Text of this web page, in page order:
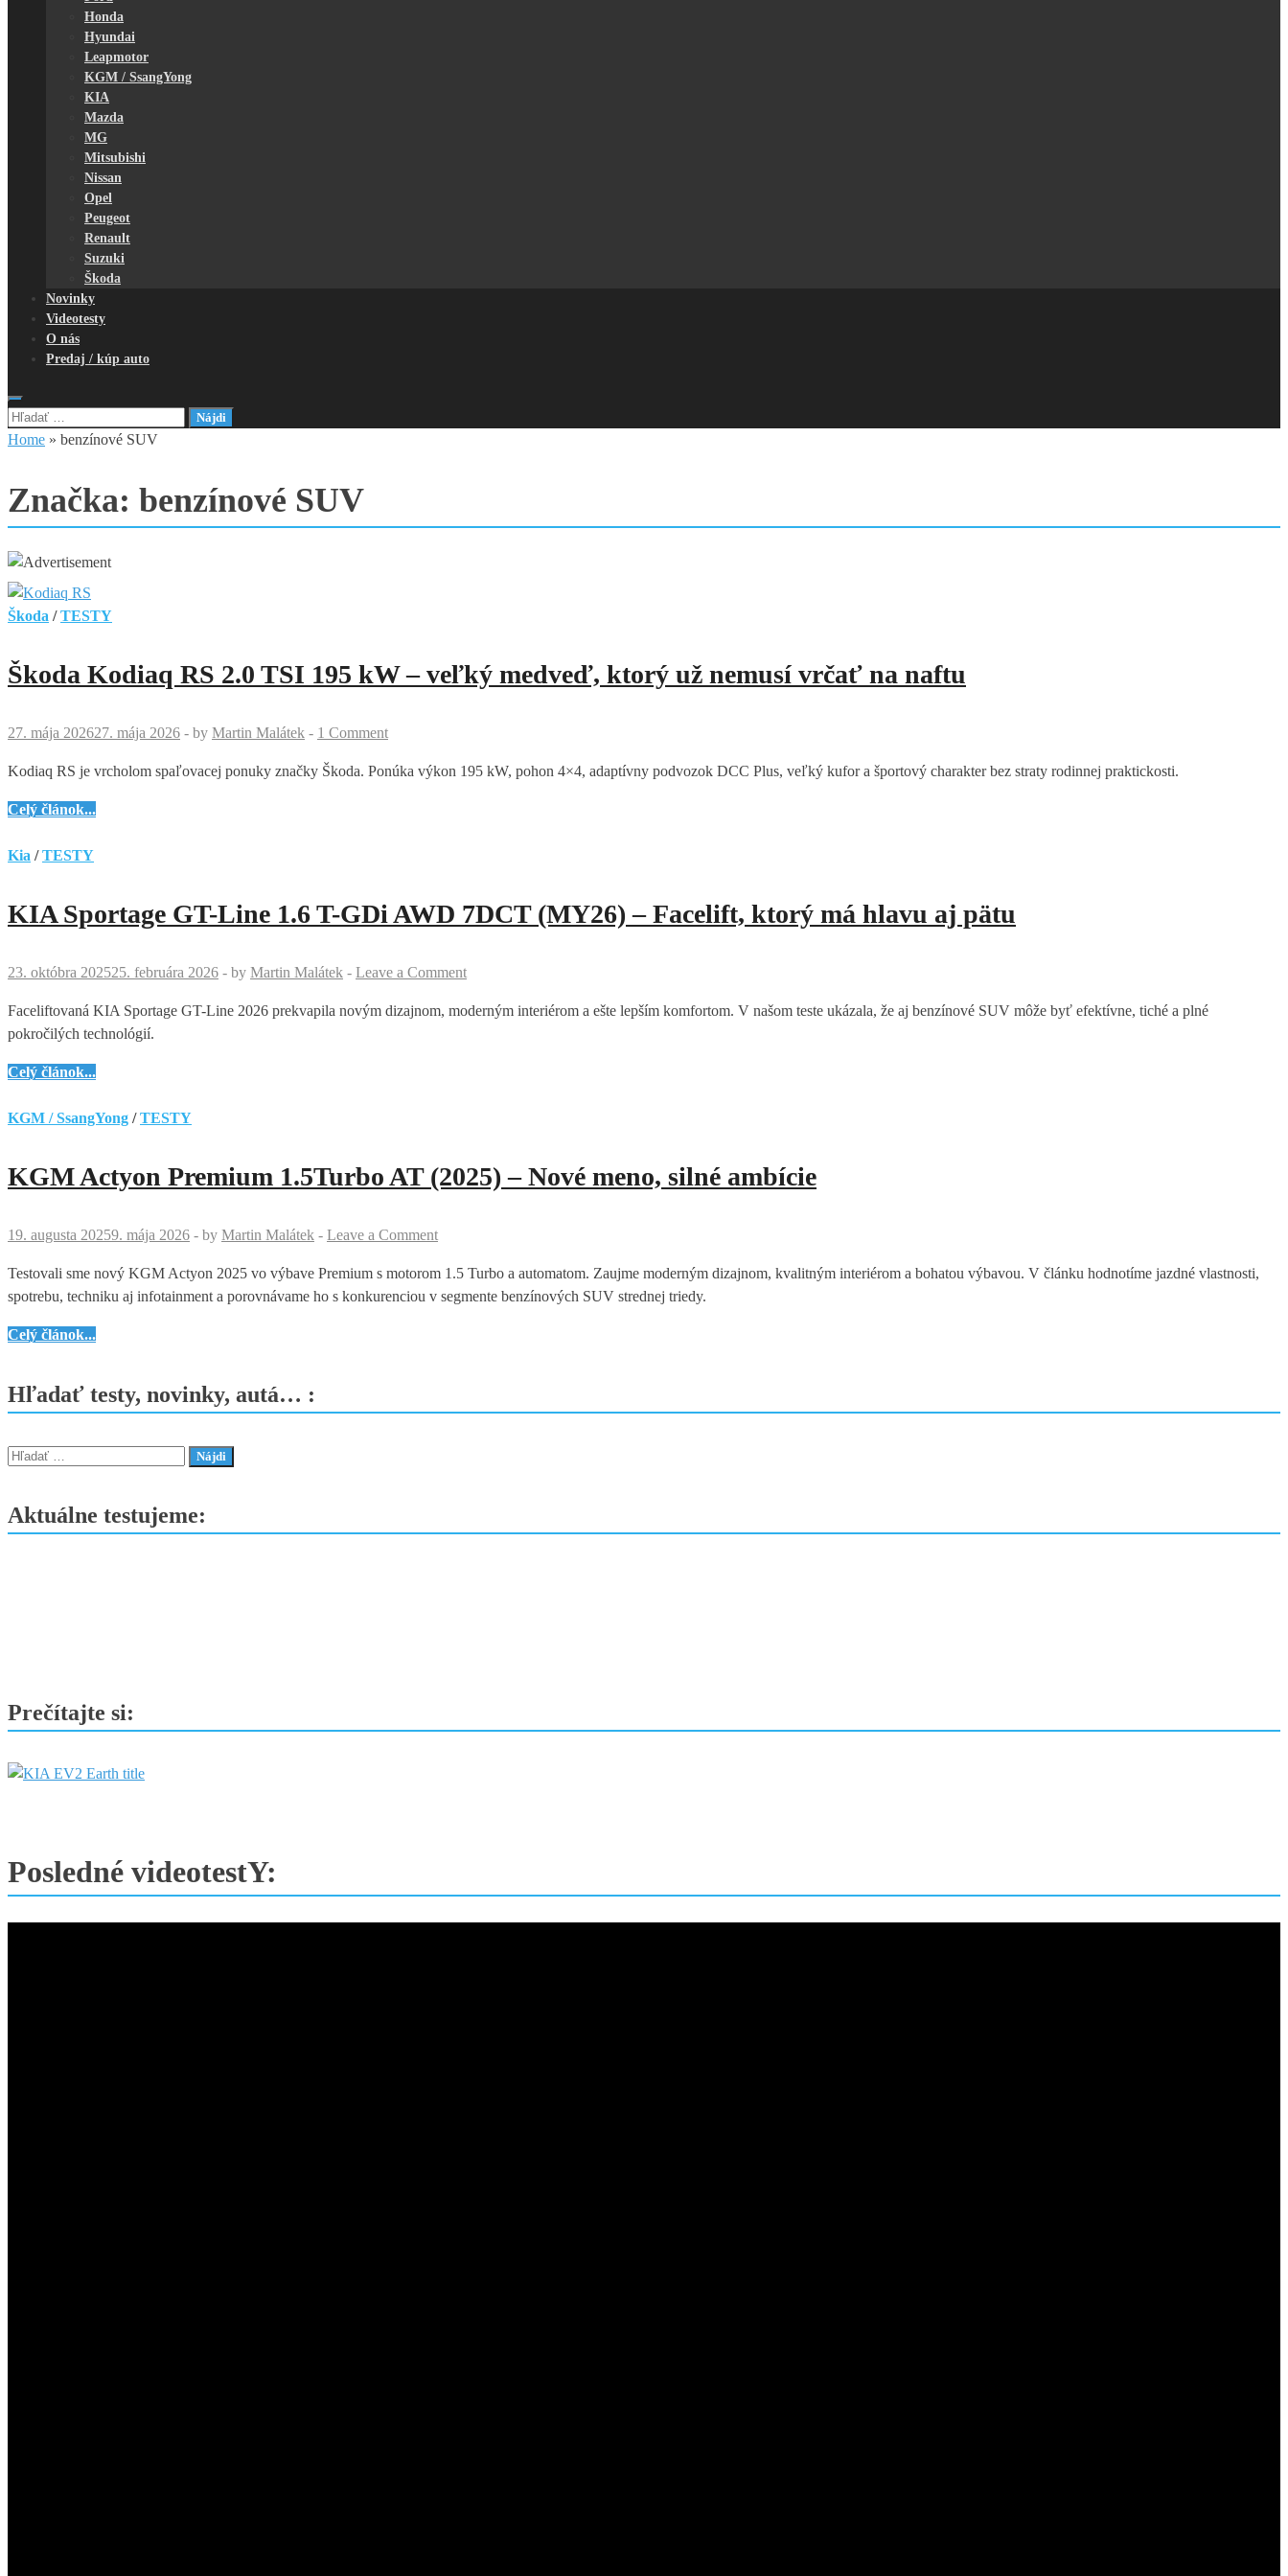
Honda
Hyundai
Leapmotor
KGM / SsangYong
KIA
Mazda
MG
Mitsubishi
Nissan
Opel
Peugeot
Renault
Suzuki
Škoda
Novinky
Videotesty
O nás
Predaj / kúp auto
Hľadať:
Home » benzínové SUV
Značka: benzínové SUV
Škoda /TESTY
Škoda Kodiaq RS 2.0 TSI 195 kW – veľký medveď, ktorý už nemusí vrčať na naftu
27. mája 202627. mája 2026 - by Martin Malátek - 1 Comment
Kodiaq RS je vrcholom spaľovacej ponuky značky Škoda. Ponúka výkon 195 kW, pohon 4×4, adaptívny podvozok DCC Plus, veľký kufor a športový charakter bez straty rodinnej praktickosti.
Škoda
RS
195
–
medveď,
ktorý
už
nemusí
na
Celý článok...
Kia /TESTY
KIA Sportage GT-Line 1.6 T-GDi AWD 7DCT (MY26) – Facelift, ktorý má hlavu aj pätu
23. októbra 202525. februára 2026 - by Martin Malátek - Leave a Comment
Faceliftovaná KIA Sportage GT-Line 2026 prekvapila novým dizajnom, moderným interiérom a ešte lepším komfortom. V našom teste ukázala, že aj benzínové SUV môže byť efektívne, tiché a plné
pokročilých technológií.
KIA
GT-
T-
AWD
(MY26)
–
Facelift,
ktorý
hlavu
aj
Celý článok...
KGM / SsangYong /TESTY
KGM Actyon Premium 1.5Turbo AT (2025) – Nové meno, silné ambície
19. augusta 20259. mája 2026 - by Martin Malátek - Leave a Comment
Testovali sme nový KGM Actyon 2025 vo výbave Premium s motorom 1.5 Turbo a automatom. Zaujme moderným dizajnom, kvalitným interiérom a bohatou výbavou. V článku hodnotíme jazdné vlastnosti,
spotrebu, techniku aj infotainment a porovnávame ho s konkurenciou v segmente benzínových SUV strednej triedy.
KGM
1.5Turbo
(2025)
–
meno,
Celý článok...
Hľadať testy, novinky, autá… :
Hľadať:
Aktuálne testujeme:
Prečítajte si:
Posledné videotestY: